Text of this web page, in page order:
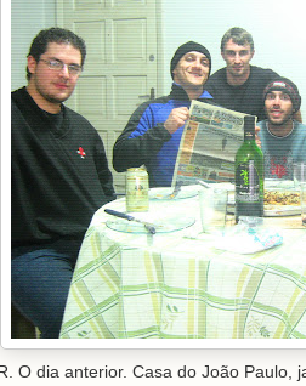
O dia anterior. Casa do João Paulo,